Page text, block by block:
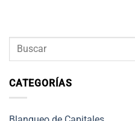
CATEGORÍAS